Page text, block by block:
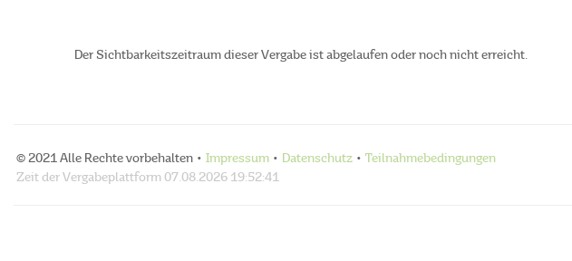
Der Sichtbarkeitszeitraum dieser Vergabe ist abgelaufen oder noch nicht erreicht.
© 2021 Alle Rechte vorbehalten • Impressum • Datenschutz • Teilnahmebedingungen
Zeit der Vergabeplattform 07.08.2026 19:52:41